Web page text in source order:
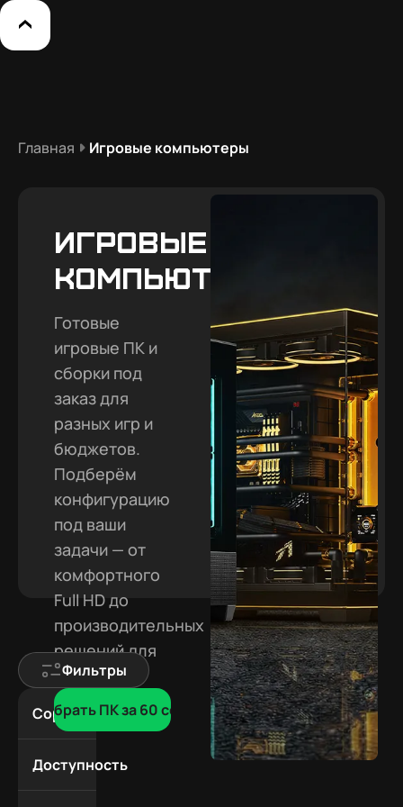
Главная Игровые компьютеры
Игровые
компьютеры
Готовые
игровые ПК и
сборки под
заказ для
разных игр и
бюджетов.
Подберём
конфигурацию
под ваши
задачи — от
комфортного
Full HD до
производительных
решений для
2K и 4K.
Подобрать ПК за 60 сек
Фильтры
Сортировка
По
Дешевле
Доступность